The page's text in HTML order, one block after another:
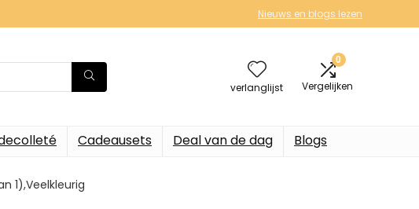
Nieuws en blogs lezen
verlanglijst
0
Vergelijken
Cadeausets Deal van de dag Blogs
1),Veelkleurig